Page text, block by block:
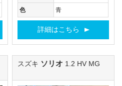
色 青
詳細はこちら
スズキ ソリオ 1.2 HV MG